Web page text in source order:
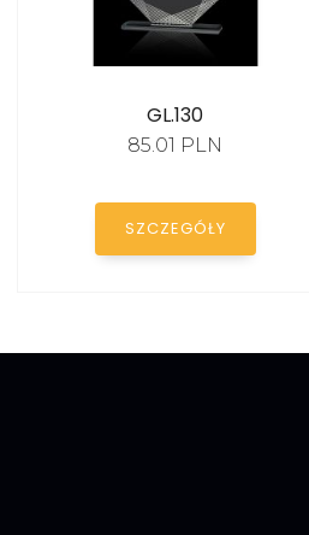
GL.130
85.01 PLN
SZCZEGÓŁY